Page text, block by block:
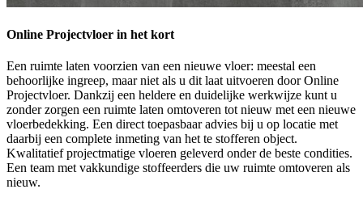
Online Projectvloer in het kort
Een ruimte laten voorzien van een nieuwe vloer: meestal een
behoorlijke ingreep, maar niet als u dit laat uitvoeren door Online
Projectvloer. Dankzij een heldere en duidelijke werkwijze kunt u
zonder zorgen een ruimte laten omtoveren tot nieuw met een nieuwe
vloerbedekking. Een direct toepasbaar advies bij u op locatie met
daarbij een complete inmeting van het te stofferen object.
Kwalitatief projectmatige vloeren geleverd onder de beste condities.
Een team met vakkundige stoffeerders die uw ruimte omtoveren als
nieuw.